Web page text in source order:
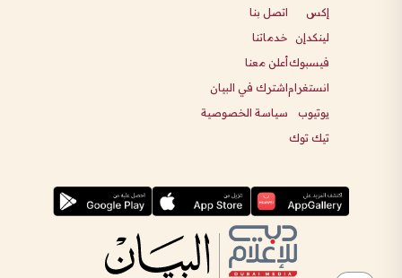
إكس
لينكدإن
فيسبوك
انستغرام
يوتيوب
تيك توك
اتصل بنا
خدماتنا
أعلن معنا
اشترك في البيان
سياسة الخصوصية